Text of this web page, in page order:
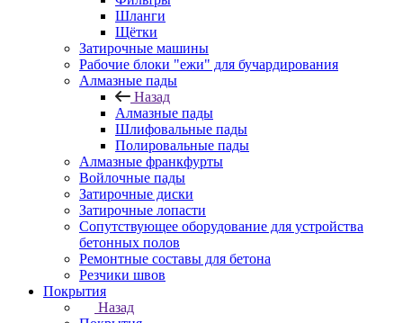
Шланги
Щётки
Затирочные машины
Рабочие блоки "ежи" для бучардирования
Алмазные пады
Назад
Алмазные пады
Шлифовальные пады
Полировальные пады
Алмазные франкфурты
Войлочные пады
Затирочные диски
Затирочные лопасти
Сопутствующее оборудование для устройства
бетонных полов
Ремонтные составы для бетона
Резчики швов
Покрытия
Назад